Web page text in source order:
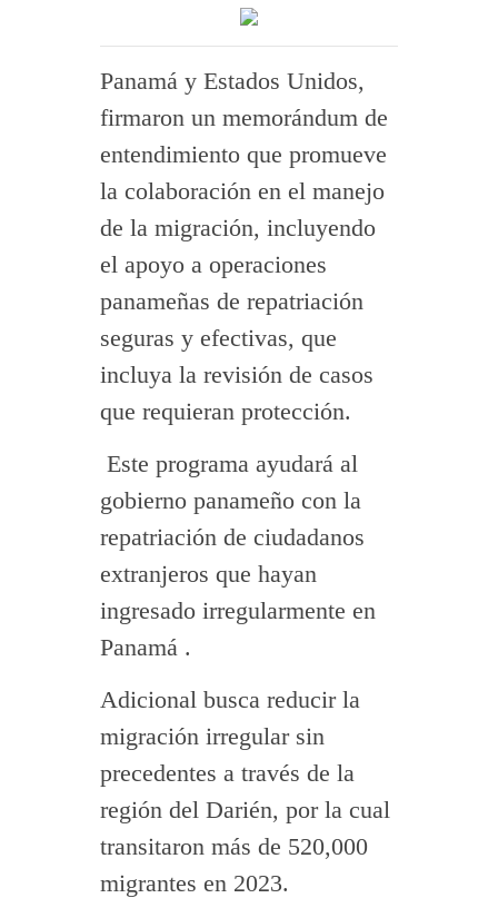
Panamá y Estados Unidos,
firmaron un memorándum de
entendimiento que promueve
la colaboración en el manejo
de la migración, incluyendo
el apoyo a operaciones
panameñas de repatriación
seguras y efectivas, que
incluya la revisión de casos
que requieran protección.
Este programa ayudará al
gobierno panameño con la
repatriación de ciudadanos
extranjeros que hayan
ingresado irregularmente en
Panamá .
Adicional busca reducir la
migración irregular sin
precedentes a través de la
región del Darién, por la cual
transitaron más de 520,000
migrantes en 2023.